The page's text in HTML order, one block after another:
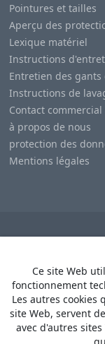
Pointures et tailles
Aperçu des
Lexique matériel
Instructions
Entretien des gants
Instructions de
Contact
à propos de nous
protection des
Mentions légales
© Copyright
Ce site Web
fonctionnement
Les autres
site Web, servent
avec d'autres